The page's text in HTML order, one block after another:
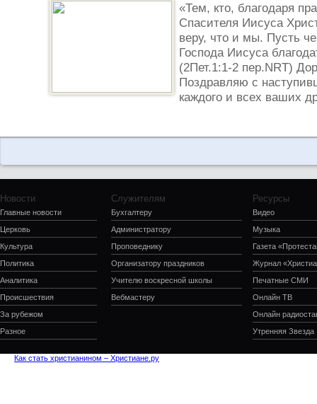
«Тем, кто, благодаря
Спасителя Иисуса
веру, что и мы. Пусть
Господа Иисуса
(2Пет.1:1-2 пер.NRT)
Поздравляю с
каждого и всех ваших
Новости
Главные новости
Церковь
Культура
Политика
Аналитика
Происшествия
За рубежом
Разное
Служителям
Бухгалтеру
Администратору
Проповеднику
Организатору праздников
Учителю воскресной школы
Вебмастеру
Ресурсы
Видео
Музыка
Газета
Журнал
Печатные СМИ
Онлайн ТВ
Онлайн
Утренняя Звезда
Как стать христианином – Христиане.ру